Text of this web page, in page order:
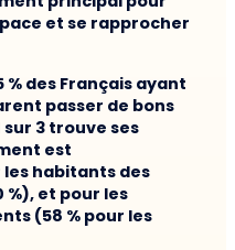
et se rapprocher
% des Français ayant
passer de bons
3 trouve ses
est
habitants des
et pour les
(58 % pour les